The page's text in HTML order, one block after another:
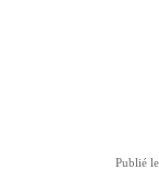
Publié le